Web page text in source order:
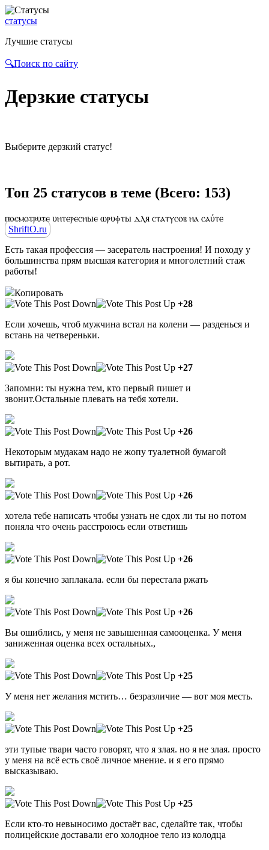
статусы
Лучшие статусы
🔍Поиск по сайту
Дерзкие статусы
Выберите дерзкий статус!
Топ 25 статусов в теме (Всего: 153)
ⲡⲟⲥⲙⲟⲧⲣυⲧⲉ υⲏⲧⲉⲣⲉⲥⲏыⲉ ⲱⲣυⲫⲧы ⲇⲗя ⲥⲧⲁⲧⲩⲥⲟⲃ ⲏⲁ ⲥⲁύⲧⲉ
ShriftO.ru
Есть такая профессия — засератель настроения! И походу у
большинства прям высшая категория и многолетний стаж
работы!
Копировать
+28
Если хочешь, чтоб мужчина встал на колени — разденься и
встань на четвереньки.
+27
Запомни: ты нужна тем, кто первый пишет и
звонит.Остальные плевать на тебя хотели.
+26
Некоторым мудакам надо не жопу туалетной бумагой
вытирать, а рот.
+26
хотела тебе написать чтобы узнать не сдох ли ты но потом
поняла что очень расстроюсь если ответишь
+26
я бы конечно заплакала. если бы перестала ржать
+26
Вы ошиблись, у меня не завышенная самооценка. У меня
заниженная оценка всех остальных.,
+25
У меня нет желания мстить… безразличие — вот моя месть.
+25
эти тупые твари часто говорят, что я злая. но я не злая. просто
у меня на всё есть своё личное мнение. и я его прямо
высказываю.
+25
Если кто-то невыносимо достаёт вас, сделайте так, чтобы
полицейские доставали его холодное тело из колодца